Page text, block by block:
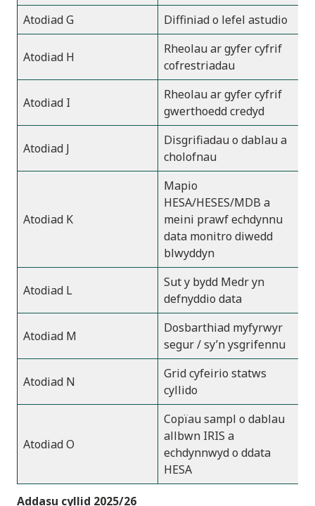
Atodiad G
Diffiniad o lefel astudio
Atodiad H
Rheolau ar gyfer cyfrif
cofrestriadau
Atodiad I
Rheolau ar gyfer cyfrif
gwerthoedd credyd
Atodiad J
Disgrifiadau o dablau a
cholofnau
Atodiad K
Mapio
HESA/HESES/MDB a
meini prawf echdynnu
data monitro diwedd
blwyddyn
Atodiad L
Sut y bydd Medr yn
defnyddio data
Atodiad M
Dosbarthiad myfyrwyr
segur / sy’n ysgrifennu
Atodiad N
Grid cyfeirio statws
cyllido
Atodiad O
Copïau sampl o dablau
allbwn IRIS a
echdynnwyd o ddata
HESA
Addasu cyllid 2025/26